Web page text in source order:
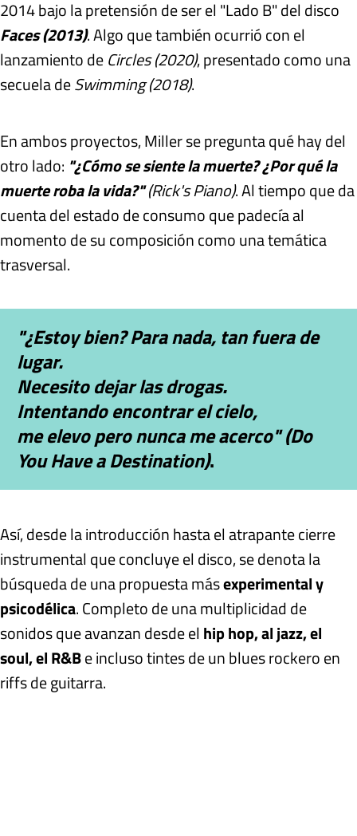
2014 bajo la pretensión de ser el "Lado B" del disco
Faces (2013). Algo que también ocurrió con el
lanzamiento deCircles (2020), presentado como una
secuela deSwimming (2018).
En ambos proyectos, Miller se pregunta qué hay del
otro lado: "¿Cómo se siente la muerte? ¿Por qué la
muerte roba la vida?"(Rick's Piano). Al tiempo que da
cuenta del estado de consumo que padecía al
momento de su composición como una temática
trasversal.
"¿Estoy bien? Para nada, tan fuera de
lugar.
Necesito dejar las drogas.
Intentando encontrar el cielo,
me elevo pero nunca me acerco" (Do
You Have a Destination).
Así, desde la introducción hasta el atrapante cierre
instrumental que concluye el disco, se denota la
búsqueda de una propuesta másexperimental y
psicodélica. Completo de una multiplicidad de
sonidos que avanzan desde el hip hop, al jazz, el
soul, el R&Be incluso tintes de un blues rockero en
riffs de guitarra.